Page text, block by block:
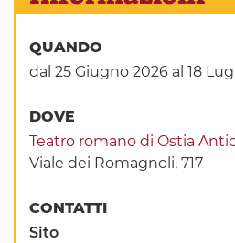
QUANDO
dal 25 Giugno 2026 al 18
DOVE
Teatro romano di Ostia
Viale dei Romagnoli, 717
CONTATTI
Sito